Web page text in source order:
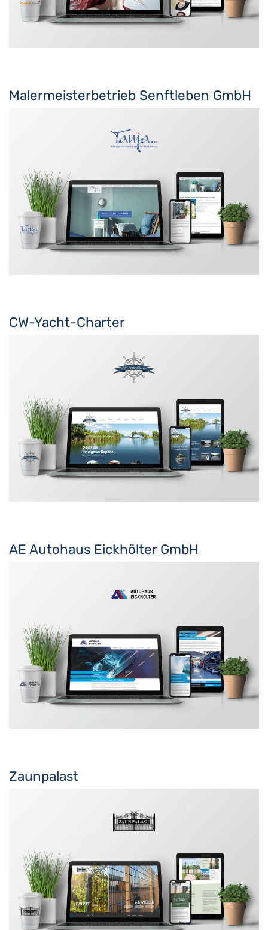
Malermeisterbetrieb Senftleben GmbH
CW-Yacht-Charter
AE Autohaus Eickhölter GmbH
Zaunpalast